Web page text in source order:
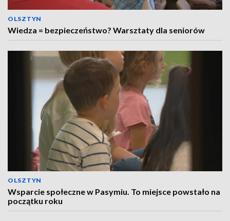
OLSZTYN
Wiedza = bezpieczeństwo? Warsztaty dla seniorów
OLSZTYN
Wsparcie społeczne w Pasymiu. To miejsce powstało na
początku roku